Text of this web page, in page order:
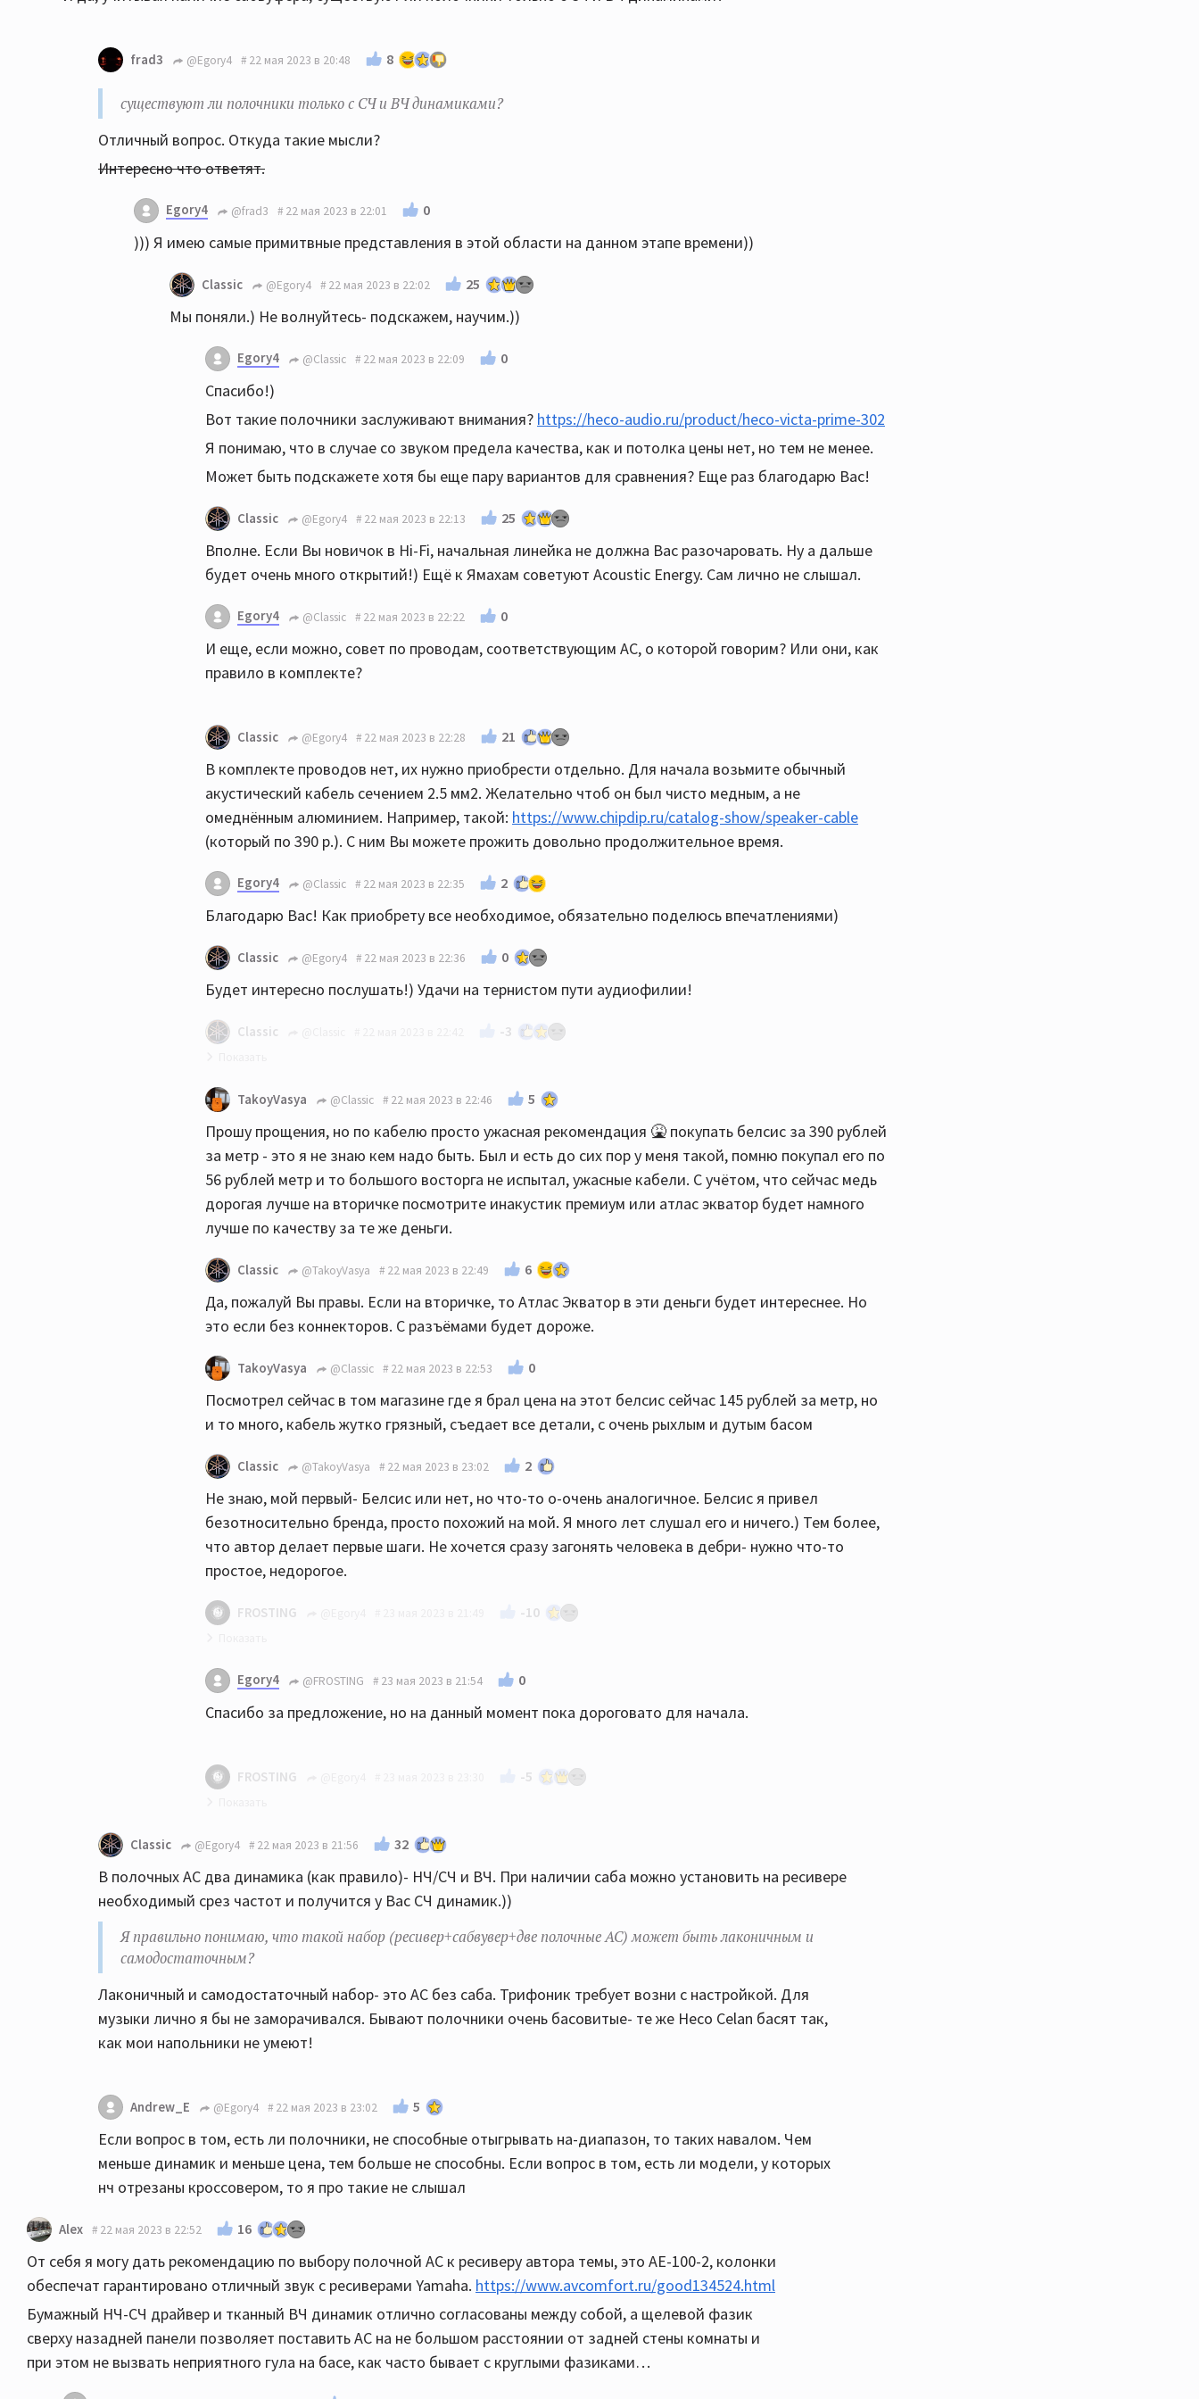
frad3 @Egory4 22 мая 2023 в 20:48 8
существуют ли полочники только с СЧ и ВЧ динамиками?
Отличный вопрос. Откуда такие мысли?
Интересно что ответят.
Egory4 @frad3 22 мая 2023 в 22:01 0
))) Я имею самые примитвные представления в этой области на данном этапе времени))
Classic @Egory4 22 мая 2023 в 22:02 25
Мы поняли.) Не волнуйтесь- подскажем, научим.))
Egory4 @Classic 22 мая 2023 в 22:09 0
Спасибо!)
Вот такие полочники заслуживают внимания? https://heco-audio.ru/product/heco-victa-prime-302
Я понимаю, что в случае со звуком предела качества, как и потолка цены нет, но тем не менее.
Может быть подскажете хотя бы еще пару вариантов для сравнения? Еще раз благодарю Вас!
Classic @Egory4 22 мая 2023 в 22:13 25
Вполне. Если Вы новичок в Hi-Fi, начальная линейка не должна Вас разочаровать. Ну а дальше
будет очень много открытий!) Ещё к Ямахам советуют Acoustic Energy. Сам лично не слышал.
Egory4 @Classic 22 мая 2023 в 22:22 0
И еще, если можно, совет по проводам, соответствующим АС, о которой говорим? Или они, как
правило в комплекте?
Classic @Egory4 22 мая 2023 в 22:28 21
В комплекте проводов нет, их нужно приобрести отдельно. Для начала возьмите обычный
акустический кабель сечением 2.5 мм2. Желательно чтоб он был чисто медным, а не
омеднённым алюминием. Например, такой: https://www.chipdip.ru/catalog-show/speaker-cable
(который по 390 р.). С ним Вы можете прожить довольно продолжительное время.
Egory4 @Classic 22 мая 2023 в 22:35 2
Благодарю Вас! Как приобрету все необходимое, обязательно поделюсь впечатлениями)
Classic @Egory4 22 мая 2023 в 22:36 0
Будет интересно послушать!) Удачи на тернистом пути аудиофилии!
Classic -3
И да- не спешите бежать в магазин- возможно сейчас более опытные товарищи подскажут ещё
что-нибудь интересное. Послушайте разные мнения. А потом очень желательно послушайте
акустику перед покупкой (и желательно со своим или аналогичным аппаратом). Разные АС
имеют разный почерк, вдруг именно Heco Вам не зайдёт. Я перед приобретением своих колонок
слушал разных претендентов, пока не сделал выбор. Не торопитесь.
TakoyVasya @Classic 22 мая 2023 в 22:46 5
Прошу прощения, но по кабелю просто ужасная рекомендация 🤮 покупать белсис за 390 рублей
за метр - это я не знаю кем надо быть. Был и есть до сих пор у меня такой, помню покупал его по
56 рублей метр и то большого восторга не испытал, ужасные кабели. С учётом, что сейчас медь
дорогая лучше на вторичке посмотрите инакустик премиум или атлас экватор будет намного
лучше по качеству за те же деньги.
Classic @TakoyVasya 22 мая 2023 в 22:49 6
Да, пожалуй Вы правы. Если на вторичке, то Атлас Экватор в эти деньги будет интереснее. Но
это если без коннекторов. С разъёмами будет дороже.
TakoyVasya @Classic 22 мая 2023 в 22:53 0
Посмотрел сейчас в том магазине где я брал цена на этот белсис сейчас 145 рублей за метр, но
и то много, кабель жутко грязный, съедает все детали, с очень рыхлым и дутым басом
Classic @TakoyVasya 22 мая 2023 в 23:02 2
Не знаю, мой первый- Белсис или нет, но что-то о-очень аналогичное. Белсис я привел
безотносительно бренда, просто похожий на мой. Я много лет слушал его и ничего.) Тем более,
что автор делает первые шаги. Не хочется сразу загонять человека в дебри- нужно что-то
простое, недорогое.
FROSTING -10
Могу предложить фактически новые Dali Oberon 3 немногим дороже этих Хеко. Цвет
брашированный дуб
Egory4 @FROSTING 23 мая 2023 в 21:54 0
Спасибо за предложение, но на данный момент пока дороговато для начала.
FROSTING -5
У вас вилка 20-30 тыс., я отдам за сколько брал - за 34. Смотрите. Колонки работали 3 месяца,
состояние идеальное. В 18 метрах будет в самый раз и лучше этих Хеко, да и старшей Авроры
тоже.
Classic @Egory4 22 мая 2023 в 21:56 32
В полочных АС два динамика (как правило)- НЧ/СЧ и ВЧ. При наличии саба можно установить на ресивере
необходимый срез частот и получится у Вас СЧ динамик.))
Я правильно понимаю, что такой набор (ресивер+сабвувер+две полочные АС) может быть лаконичным и
самодостаточным?
Лаконичный и самодостаточный набор- это АС без саба. Трифоник требует возни с настройкой. Для
музыки лично я бы не заморачивался. Бывают полочники очень басовитые- те же Heco Celan басят так,
как мои напольники не умеют!
Andrew_E @Egory4 22 мая 2023 в 23:02 5
Если вопрос в том, есть ли полочники, не способные отыгрывать на-диапазон, то таких навалом. Чем
меньше динамик и меньше цена, тем больше не способны. Если вопрос в том, есть ли модели, у которых
нч отрезаны кроссовером, то я про такие не слышал
Alex 22 мая 2023 в 22:52 16
От себя я могу дать рекомендацию по выбору полочной АС к ресиверу автора темы, это AE-100-2, колонки
обеспечат гарантировано отличный звук с ресиверами Yamaha. https://www.avcomfort.ru/good134524.html
Бумажный НЧ-СЧ драйвер и тканный ВЧ динамик отлично согласованы между собой, а щелевой фазик
сверху назадней панели позволяет поставить АС на не большом расстоянии от задней стены комнаты и
при этом не вызвать неприятного гула на басе, как часто бывает с круглыми фазиками…